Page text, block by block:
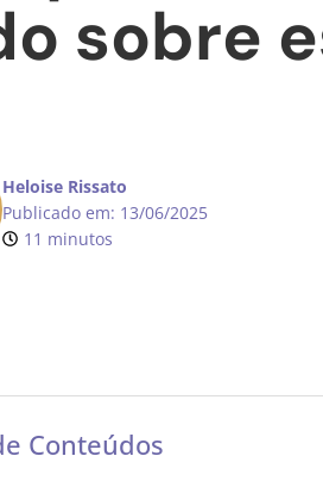
sobre
Heloise Rissato
Publicado em: 13/06/2025
11 minutos
Conteúdos